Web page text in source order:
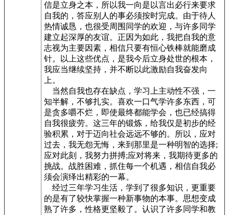
信是立身之本，所以我一向是以言出必行来要求
自我的，答应别人的事必须按时完成。由于待人
热情诚恳，也很受周围同学的欢迎，与许多同学
建立起深厚的友谊。正因为如此，我把自我的意
志视为主要因素，相信只要有恒心铁棒就能磨成
针。以上这些优点，是我今后立身处世的根本，
我应当继续坚持，并不断以此激励自我奋发向
上。
当然自我也存在缺点，学习上主动性不强，一
知半解，不够扎实。喜欢一口气学许多东西，可
是贪多嚼不烂，即使最终都能学会，也已经搞得
自我很疲劳。这三年的锻炼，给我仅是初步的经
验积累，对于迈向社会远远不够的。所以，应对
过去，我无怨无悔，来到那里是一种明智的选择;
应对此刻，我努力拼搏;应对将来，我期待更多的
挑战。战胜困难，抓住每一个机遇，相信自我必
须会演绎出精彩的一幕。
经过三年学习生活，学到了很多知识，更重要
的是有了较快掌握一种新事物的本事。思想变成
熟了许多，性格更坚毅了。认识了许多同学和教